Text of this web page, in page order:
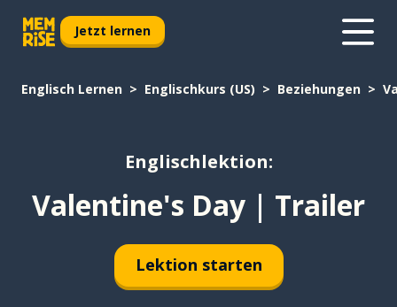
Jetzt lernen
Englisch Lernen Englischkurs (US) Beziehungen
Englischlektion:
Valentine's Day | Trailer
Lektion starten